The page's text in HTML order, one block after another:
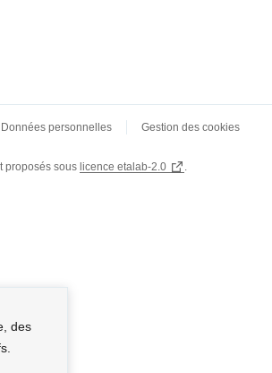
des
Données personnelles Gestion des cookies
proposés sous licence etalab-2.0 .